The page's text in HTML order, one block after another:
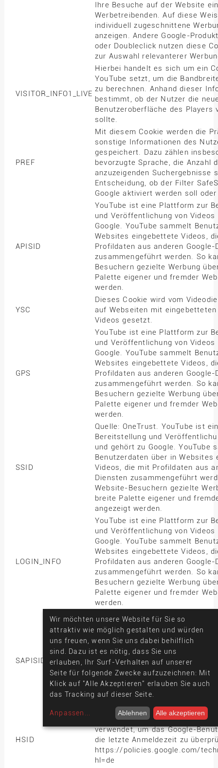
Ihre Besuche auf der Website
Werbetreibenden. Auf diese
individuell zugeschnittene
anzeigen. Andere Google-
oder Doubleclick nutzen diese
zur Auswahl relevanterer
VISITOR_INFO1_LIVE
Hierbei handelt es sich um ein
YouTube setzt, um die
zu berechnen. Anhand dieser
bestimmt, ob der Nutzer die
Benutzeroberfläche des Players
sollte.
PREF
Mit diesem Cookie werden die
sonstige Informationen des
gespeichert. Dazu zählen
bevorzugte Sprache, die Anzahl
anzuzeigenden Suchergebnisse
Entscheidung, ob der Filter
Google aktiviert werden soll
APISID
YouTube ist eine Plattform zur
und Veröffentlichung von Videos
Google. YouTube sammelt
Websites eingebettete Videos,
Profildaten aus anderen Google-
zusammengeführt werden. So
Besuchern gezielte Werbung
Palette eigener und fremder
werden.
YSC
Dieses Cookie wird vom
auf Webseiten mit eingebetteten
Videos gesetzt.
GPS
YouTube ist eine Plattform zur
und Veröffentlichung von Videos
Google. YouTube sammelt
Websites eingebettete Videos,
Profildaten aus anderen Google-
zusammengeführt werden. So
Besuchern gezielte Werbung
Palette eigener und fremder
werden.
SSID
Quelle: OneTrust. YouTube ist
Bereitstellung und
und gehört zu Google. YouTube
Benutzerdaten über in Websites
Videos, die mit Profildaten aus
Diensten zusammengeführt
Website-Besuchern gezielte
breite Palette eigener und
angezeigt werden.
LOGIN_INFO
YouTube ist eine Plattform zur
und Veröffentlichung von Videos
Google. YouTube sammelt
Websites eingebettete Videos,
Profildaten aus anderen Google-
zusammengeführt werden. So
Besuchern gezielte Werbung
Palette eigener und fremder
werden.
SAPISID
Diese Domain ist Eigentum der
Google ist zwar in erster Linie
Suchmaschine bekannt,
Unternehmen eine breite Palette
und Dienstleistungen an.
ist jedoch die Werbung. Google
Bewegungen der Nutzer
über eigene Produkte und
Hilfe der weltweit in Millionen
integrierten vielfältigen
HSID
Wird von Google in Verbindung
verwendet, um das Google-
die letzte Anmeldezeit zu
https://policies.google.com/
hl=de
Wir möchten unsere Website für Sie so
attraktiv wie möglich gestalten und würden
uns freuen, wenn Sie uns dabei behilflich
sind. Dazu ist es nötig, dass Sie uns
erlauben, Ihr Surf-Verhalten auf unserer
Seite für folgende Zwecke aufzuzeichnen: Mit
Klick auf "Alle Akzeptieren" erlauben Sie auch
das Tracking auf dieser Seite.
Anpassen ... Ablehnen Alle akzeptieren